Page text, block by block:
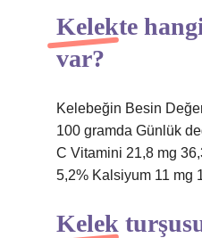
Kelekte
var?
Kelebeğin Besin
100 gramda Günlük
C Vitamini 21,8 mg
5,2% Kalsiyum 11 mg
Kelek